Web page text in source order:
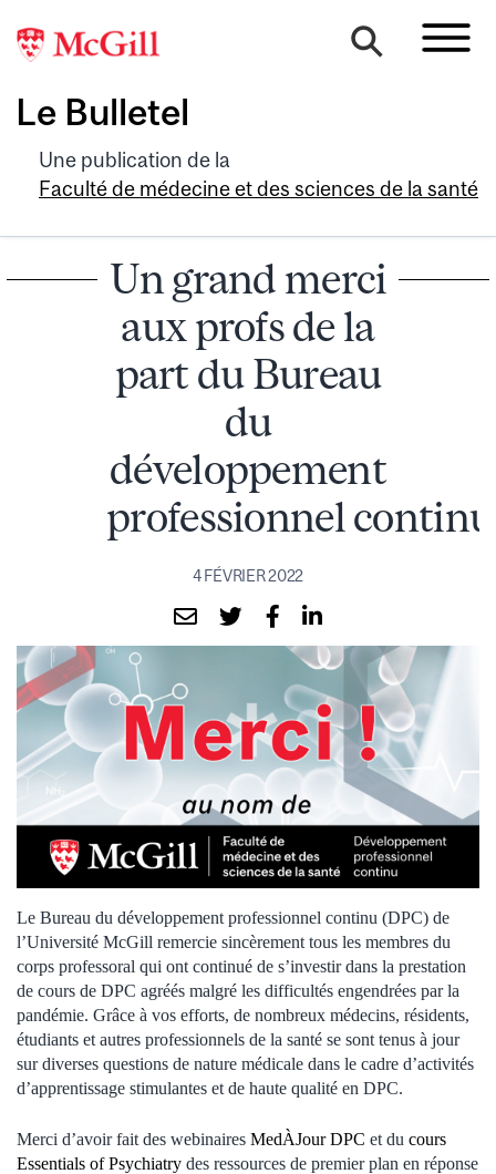
Le Bulletel
Une publication de la
Faculté de médecine et des sciences de la santé
Un grand merci
aux profs de la
part du Bureau
du
développement
professionnel
4 FÉVRIER 2022
Le Bureau du développement professionnel continu (DPC) de
l’Université McGill remercie sincèrement tous les membres du
corps professoral qui ont continué de s’investir dans la prestation
de cours de DPC agréés malgré les difficultés engendrées par la
pandémie. Grâce à vos efforts, de nombreux médecins, résidents,
étudiants et autres professionnels de la santé se sont tenus à jour
sur diverses questions de nature médicale dans le cadre d’activités
d’apprentissage stimulantes et de haute qualité en DPC.
Merci d’avoir fait des webinaires MedÀJour DPC et du cours
Essentials of Psychiatry des ressources de premier plan en réponse